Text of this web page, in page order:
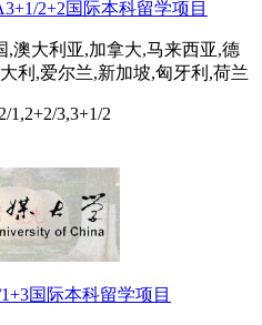
2+2国际本科留学项目
,澳大利亚,加拿大,马来西亚,德
利,爱尔兰,新加坡,匈牙利,荷兰
1,2+2/3,3+1/2
国际本科留学项目